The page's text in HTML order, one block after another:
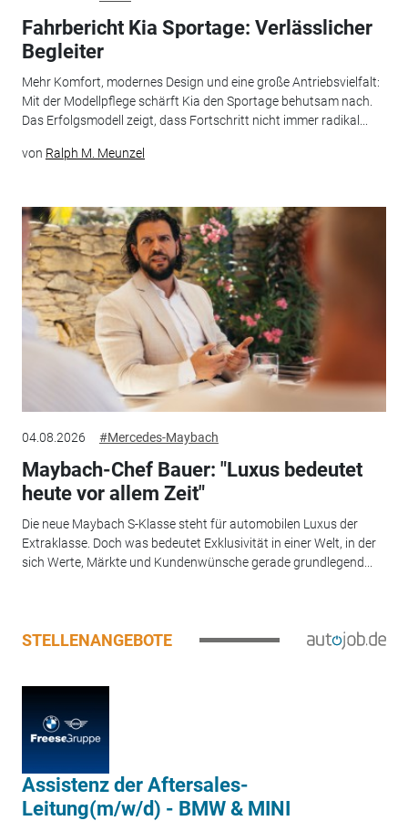
Fahrbericht Kia Sportage: Verlässlicher
Begleiter
Mehr Komfort, modernes Design und eine große Antriebsvielfalt:
Mit der Modellpflege schärft Kia den Sportage behutsam nach.
Das Erfolgsmodell zeigt, dass Fortschritt nicht immer radikal...
von Ralph M. Meunzel
04.08.2026 #Mercedes-Maybach
Maybach-Chef Bauer: "Luxus bedeutet
heute vor allem Zeit"
Die neue Maybach S-Klasse steht für automobilen Luxus der
Extraklasse. Doch was bedeutet Exklusivität in einer Welt, in der
sich Werte, Märkte und Kundenwünsche gerade grundlegend...
STELLENANGEBOTE
Assistenz der Aftersales-
Leitung(m/w/d) - BMW & MINI